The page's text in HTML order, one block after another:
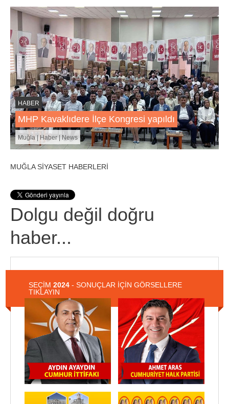
HABER
MHP Kavaklıdere İlçe Kongresi yapıldı
Muğla | Haber | News
MUĞLA SİYASET HABERLERİ
Dolgu değil doğru
haber...
SEÇİM 2024 - SONUÇLAR İÇİN GÖRSELLERE
TIKLAYIN